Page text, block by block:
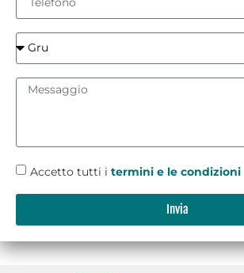
Accetto tutti i termini e le condizioni
Invia